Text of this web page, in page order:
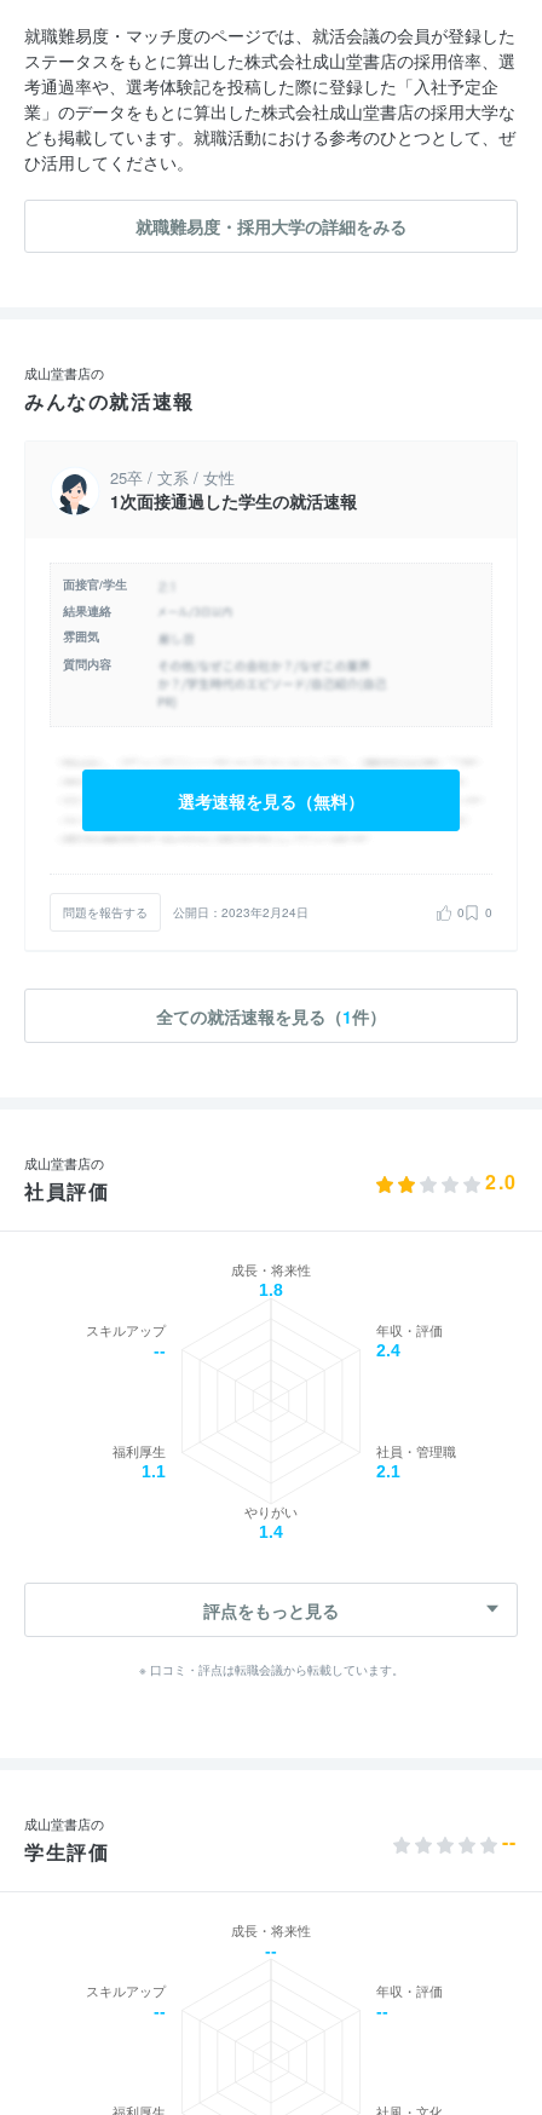
就職難易度・マッチ度のページでは、就活会議の会員が登録した
ステータスをもとに算出した株式会社成山堂書店の採用倍率、選
考通過率や、選考体験記を投稿した際に登録した「入社予定企
業」のデータをもとに算出した株式会社成山堂書店の採用大学な
ども掲載しています。就職活動における参考のひとつとして、ぜ
ひ活用してください。
就職難易度・採用大学の詳細をみる
成山堂書店の
みんなの就活速報
25卒 / 文系 / 女性
1次面接通過した学生の就活速報
面接官/学生
結果連絡
雰囲気
質問内容
選考速報を見る（無料）
問題を報告する 公開日：2023年2月24日 0 0
全ての就活速報を見る（1件）
成山堂書店の
社員評価 2.0
成長・将来性
1.8
年収・評価
2.4
社員・管理職
2.1
やりがい
1.4
福利厚生
1.1
スキルアップ
--
評点をもっと見る
※ 口コミ・評点は転職会議から転載しています。
成山堂書店の
学生評価 --
成長・将来性
--
年収・評価
--
社風・文化
福利厚生
スキルアップ
--